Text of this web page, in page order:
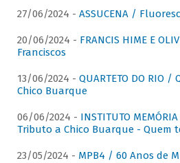
27/06/2024 - ASSUCENA /
20/06/2024 - FRANCIS HIME E
Franciscos
13/06/2024 - QUARTETO DO RIO
Chico Buarque
06/06/2024 - INSTITUTO
Tributo a Chico Buarque - Quem
23/05/2024 - MPB4 / 60 Anos de